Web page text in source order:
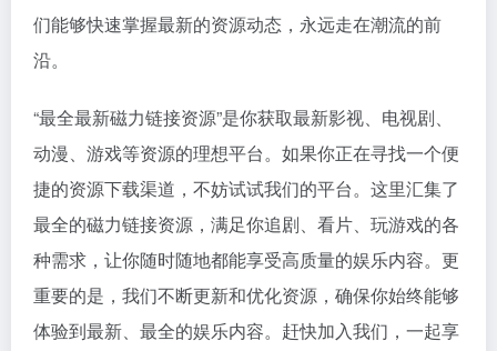
们能够快速掌握最新的资源动态，永远走在潮流的前
沿。
“最全最新磁力链接资源”是你获取最新影视、电视剧、
动漫、游戏等资源的理想平台。如果你正在寻找一个便
捷的资源下载渠道，不妨试试我们的平台。这里汇集了
最全的磁力链接资源，满足你追剧、看片、玩游戏的各
种需求，让你随时随地都能享受高质量的娱乐内容。更
重要的是，我们不断更新和优化资源，确保你始终能够
体验到最新、最全的娱乐内容。赶快加入我们，一起享